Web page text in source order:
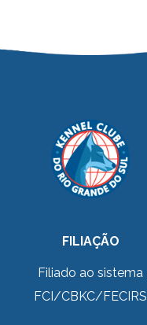
FILIAÇÃO
Filiado ao sistema
FCI/CBKC/FECIRS